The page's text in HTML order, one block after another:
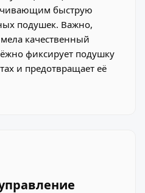
быструю
подушек. Важно,
качественный
фиксирует подушку
и предотвращает её